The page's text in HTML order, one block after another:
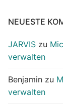
NEUESTE
JARVIS zu
verwalten
Benjamin zu
verwalten